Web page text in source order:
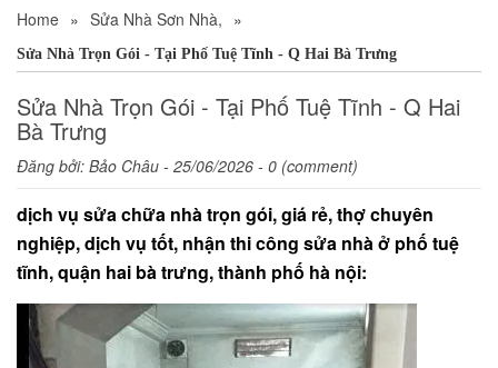
Home » Sửa Nhà Sơn Nhà, »
Sửa Nhà Trọn Gói - Tại Phố Tuệ Tĩnh - Q Hai Bà Trưng
Sửa Nhà Trọn Gói - Tại Phố Tuệ Tĩnh - Q Hai
Bà Trưng
Đăng bởi: Bảo Châu - 25/06/2026 - 0 (comment)
dịch vụ sửa chữa nhà trọn gói, giá rẻ, thợ chuyên
nghiệp, dịch vụ tốt, nhận thi công sửa nhà ở phố tuệ
tĩnh, quận hai bà trưng, thành phố hà nội: